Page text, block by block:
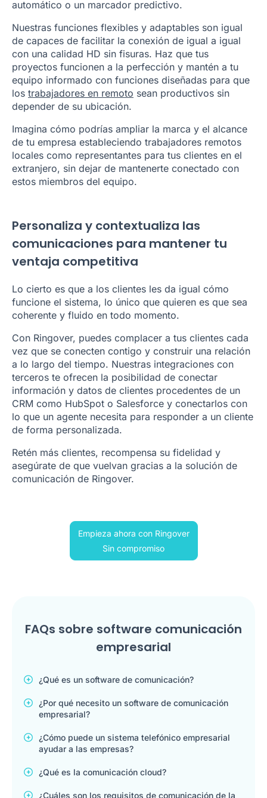
automático o un marcador predictivo.
Nuestras funciones flexibles y adaptables son igual
de capaces de facilitar la conexión de igual a igual
con una calidad HD sin fisuras. Haz que tus
proyectos funcionen a la perfección y mantén a tu
equipo informado con funciones diseñadas para que
los trabajadores en remoto sean productivos sin
depender de su ubicación.
Imagina cómo podrías ampliar la marca y el alcance
de tu empresa estableciendo trabajadores remotos
locales como representantes para tus clientes en el
extranjero, sin dejar de mantenerte conectado con
estos miembros del equipo.
Personaliza y contextualiza las
comunicaciones para mantener tu
ventaja competitiva
Lo cierto es que a los clientes les da igual cómo
funcione el sistema, lo único que quieren es que sea
coherente y fluido en todo momento.
Con Ringover, puedes complacer a tus clientes cada
vez que se conecten contigo y construir una relación
a lo largo del tiempo. Nuestras integraciones con
terceros te ofrecen la posibilidad de conectar
información y datos de clientes procedentes de un
CRM como HubSpot o Salesforce y conectarlos con
lo que un agente necesita para responder a un cliente
de forma personalizada.
Retén más clientes, recompensa su fidelidad y
asegúrate de que vuelvan gracias a la solución de
comunicación de Ringover.
Empieza ahora con Ringover
Sin compromiso
FAQs sobre software comunicación
empresarial
¿Qué es un software de comunicación?
¿Por qué necesito un software de comunicación
empresarial?
¿Cómo puede un sistema telefónico empresarial
ayudar a las empresas?
¿Qué es la comunicación cloud?
¿Cuáles son los requisitos de comunicación de la